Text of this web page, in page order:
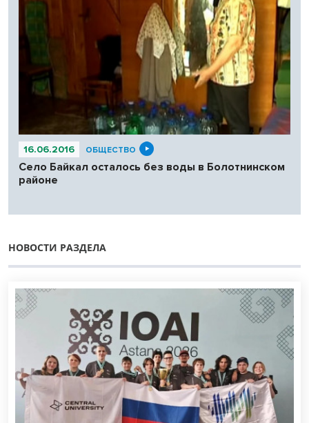
16.06.2016 ОБЩЕСТВО
Село Байкал осталось без воды в Болотнинском
районе
НОВОСТИ РАЗДЕЛА